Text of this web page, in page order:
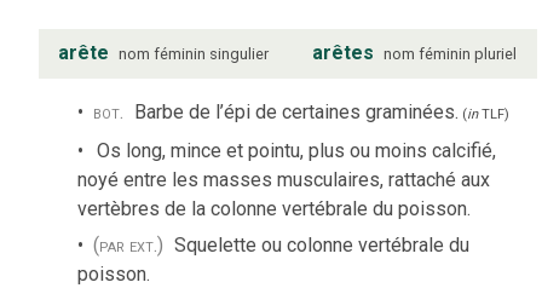
arête nom féminin singulier arêtes nom féminin pluriel
bot. Barbe de l’épi de certaines graminées. (inTLF)
Os long, mince et pointu, plus ou moins calcifié,
noyé entre les masses musculaires, rattaché aux
vertèbres de la colonne vertébrale du poisson.
(par ext.) Squelette ou colonne vertébrale du
poisson.